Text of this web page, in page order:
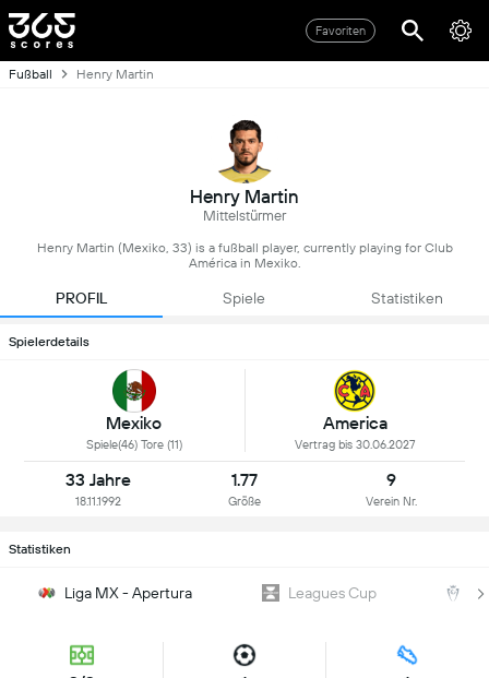
Favoriten
Fußball Henry Martin
Henry Martin
Mittelstürmer
Henry Martin (Mexiko, 33) is a fußball player, currently playing for Club
América in Mexiko.
PROFIL Spiele Statistiken
Spielerdetails
Mexiko
Spiele(46) Tore (11)
America
Vertrag bis 30.06.2027
33 Jahre
18.11.1992
1.77
Größe
9
Verein Nr.
Statistiken
Liga MX - Apertura Leagues Cup